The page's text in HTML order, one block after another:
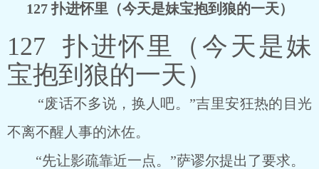
127 扑进怀里（今天是妹宝抱到狼的一天）
127 扑进怀里（今天是妹
宝抱到狼的一天）
“废话不多说，换人吧。”吉里安狂热的目光
不离不醒人事的沐佐。
“先让影疏靠近一点。”萨谬尔提出了要求。